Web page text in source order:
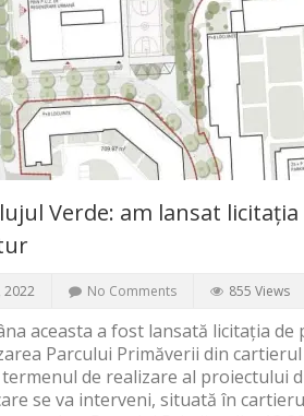
Verde: am lansat
2022 No Comments 855 Views
aceasta a fost lansată licitația
Parcului Primăverii din
de realizare al proiectului
se va interveni, situată în